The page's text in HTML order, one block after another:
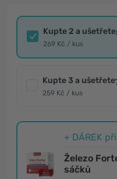
Kupte 2 a ušetřete
269 Kč / kus
Kupte 3 a ušetřete
259 Kč / kus
+ DÁREK
Železo
sáčků